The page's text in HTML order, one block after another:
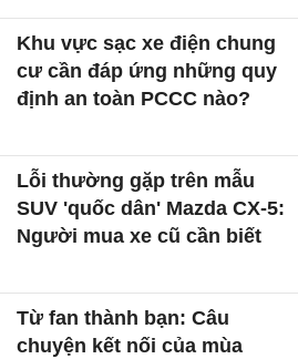
Khu vực sạc xe điện chung
cư cần đáp ứng những quy
định an toàn PCCC nào?
Lỗi thường gặp trên mẫu
SUV 'quốc dân' Mazda CX-5:
Người mua xe cũ cần biết
Từ fan thành bạn: Câu
chuyện kết nối của mùa